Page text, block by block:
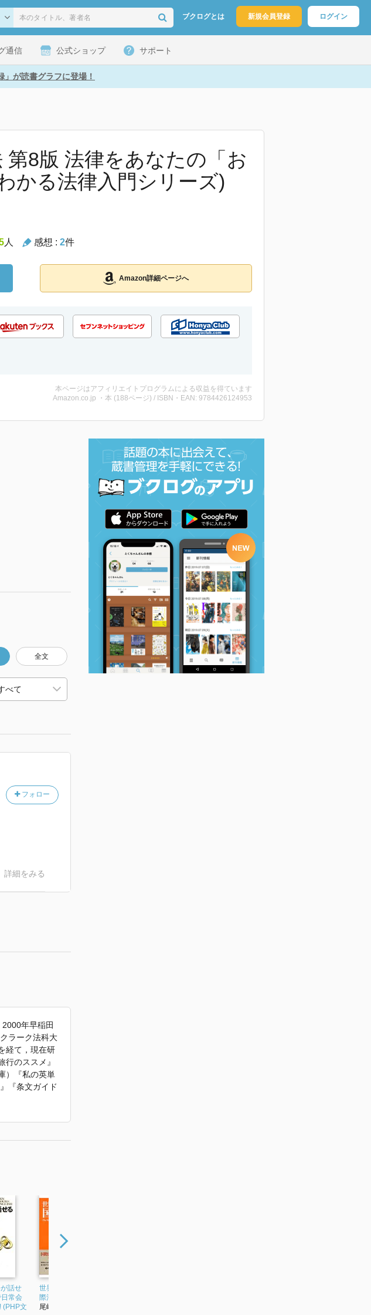
ブクログとは 新規会員登録 ログイン
通信 公式ショップ サポート
が読書グラフに登場！
8版 法律をあなたの「お
かる法律入門シリーズ)
人 感想 : 2件
Amazon詳細ページへ
本ページはアフィリエイトプログラムによる収益を得ています
Amazon.co.jp ・本 (188ページ) / ISBN・EAN: 9784426124953
全文
フォロー
詳細をみる
年早稲田
ラーク法科大
経て，現在研
のススメ』
）『私の英単
『条文ガイド
話せ
常会
(PHP文
世界一わかりやすい国
際法入門
尾崎哲夫